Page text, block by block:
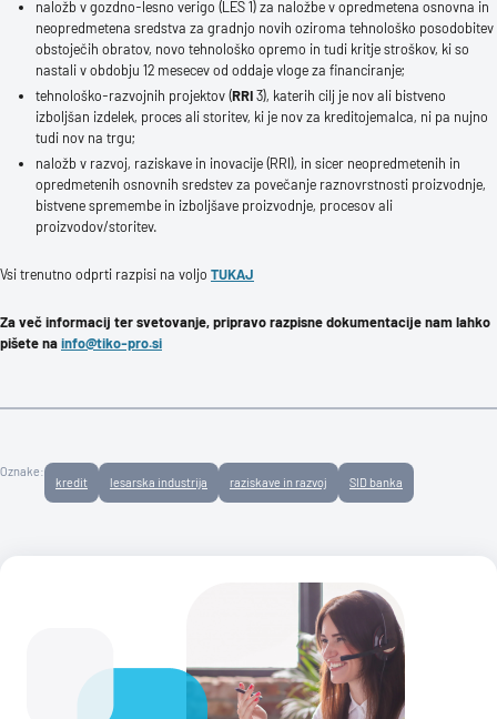
naložb v gozdno-lesno verigo (LES 1) za naložbe v opredmetena osnovna in
neopredmetena sredstva za gradnjo novih oziroma tehnološko posodobitev
obstoječih obratov, novo tehnološko opremo in tudi kritje stroškov, ki so
nastali v obdobju 12 mesecev od oddaje vloge za financiranje;
tehnološko-razvojnih projektov (RRI3), katerih cilj je nov ali bistveno
izboljšan izdelek, proces ali storitev, ki je nov za kreditojemalca, ni pa nujno
tudi nov na trgu;
naložb v razvoj, raziskave in inovacije (RRI), in sicer neopredmetenih in
opredmetenih osnovnih sredstev za povečanje raznovrstnosti proizvodnje,
bistvene spremembe in izboljšave proizvodnje, procesov ali
proizvodov/storitev.
Vsi trenutno odprti razpisi na voljo TUKAJ
Za več informacij ter svetovanje, pripravo razpisne dokumentacije nam lahko
pišete nainfo@tiko-pro.si
Oznake:
kredit lesarska industrija raziskave in razvoj SID banka